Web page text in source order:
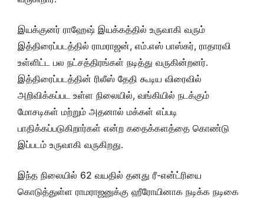
இயக்குனர் ராஹேஷ் இயக்கத்தில் உருவாகி வரும்
இத்திரைப்படத்தில் ராமராஜன், எம்.எஸ் பாஸ்கர், ராதாரவி
உள்ளிட்ட பல நட்சத்திரங்கள் நடித்து வருகின்றனர்.
இத்திரைப்படத்தின் ரிலீஸ் தேதி கூடிய விரைவில்
அறிவிக்கப்பட உள்ள நிலையில், வங்கியில் நடக்கும்
மோசடிகள் மற்றும் அதனால் மக்கள் எப்படி
பாதிக்கப்படுகிறார்கள் என்ற கதைக்களத்தை கொண்டு
இப்படம் உருவாகி வருகிறது.
இந்த நிலையில் 62 வயதில் தனது ரீ-என்ட்ரியை
கொடுத்துள்ள ராமராஜனுக்கு ஹீரோயினாக நடிக்க நடிகை